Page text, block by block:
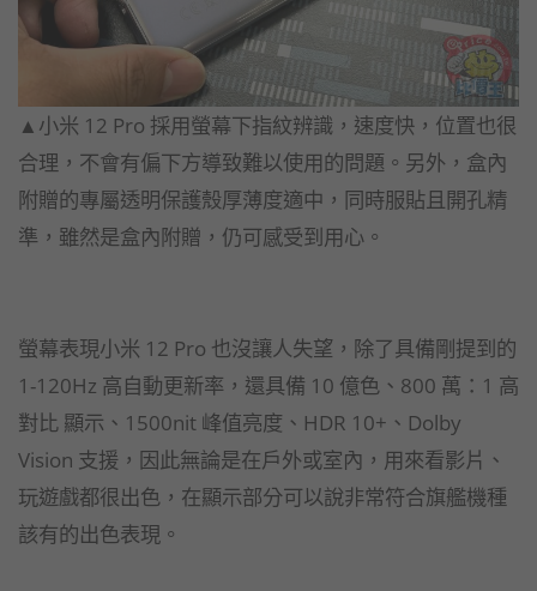
▲小米 12 Pro 採用螢幕下指紋辨識，速度快，位置也很
合理，不會有偏下方導致難以使用的問題。另外，盒內
附贈的專屬透明保護殼厚薄度適中，同時服貼且開孔精
準，雖然是盒內附贈，仍可感受到用心。
螢幕表現小米 12 Pro 也沒讓人失望，除了具備剛提到的
1-120Hz 高自動更新率，還具備 10 億色、800 萬：1 高
對比 顯示、1500nit 峰值亮度、HDR 10+、Dolby
Vision 支援，因此無論是在戶外或室內，用來看影片、
玩遊戲都很出色，在顯示部分可以說非常符合旗艦機種
該有的出色表現。